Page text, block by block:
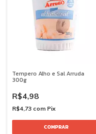
Tempero Alho e Sal Arruda
300g
R$4,98
R$4,73 com Pix